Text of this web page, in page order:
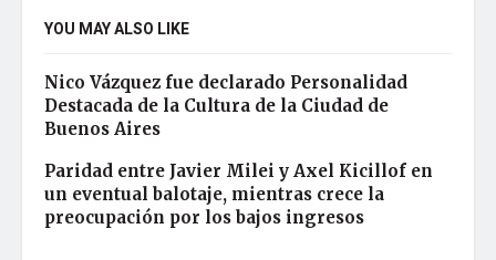
YOU MAY ALSO LIKE
Nico Vázquez fue declarado Personalidad
Destacada de la Cultura de la Ciudad de
Buenos Aires
Paridad entre Javier Milei y Axel Kicillof en
un eventual balotaje, mientras crece la
preocupación por los bajos ingresos